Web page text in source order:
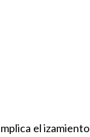
el izamiento